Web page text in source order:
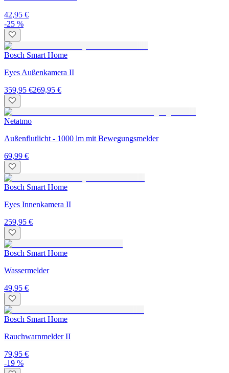
42,95 €
-25 %
Bosch Smart Home
Eyes Außenkamera II
359,95 €269,95 €
Netatmo
Außenflutlicht - 1000 lm mit Bewegungsmelder
69,99 €
Bosch Smart Home
Eyes Innenkamera II
259,95 €
Bosch Smart Home
Wassermelder
49,95 €
Bosch Smart Home
Rauchwarnmelder II
79,95 €
-19 %